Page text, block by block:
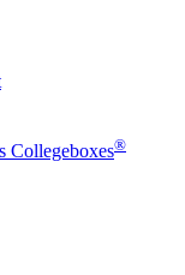
Collegeboxes®